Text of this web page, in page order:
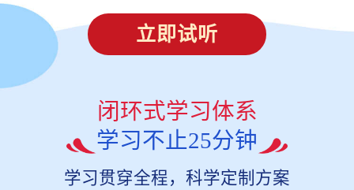
立即试听
闭环式学习体系
学习不止25分钟
学习贯穿全程，科学定制方案